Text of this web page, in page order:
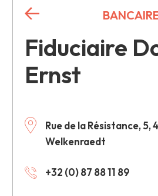
Fiduciaire
Ernst
Rue de la Résistance, 5,
Welkenraedt
+32 (0) 87 88 11 89
+
−